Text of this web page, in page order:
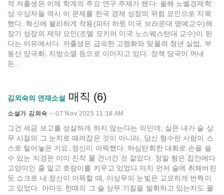
적 저출생은 이제 학계의 주요 연구 주제가 됐다. 올해 노벨경제학
상 수상자들 역시 이 문제를 한국 경제 성장의 위험 요인으로 지목
했다. 혁신에 불리하게 작용(피터 하윗 미국 브라운대 명예교수)해
장기 성장의 제약 요인(조엘 모키어 미국 노스웨스턴대 교수)이 된
다는 이유에서다. 저출생은 급속한 고령화와 맞물려 청년 실업, 부
동산 양극화, 지방소멸 등으로 이어지고 있다. 정책 당국이 꺼내
든...
김외숙의 연재소설 매직 (6)
소설가 김외숙 -- 07 Nov 2025 11:18 AM
그건 세금 보고를 성실하게 하지 않는다는 의민데, 실은 내가 술 상
무 시절의 그 눈치로 때려잡은 것이 아니라, 당신 형수란 사람이 스
스로 털어놓은 거요. 정신이 아뜩했다. 허심탄회한 대화로 손을 쓸
수 있는 지경은 이미 진작 물 건너간 것 같았다. 정말 형은 집안에다
고양이인 줄 알고 호랑이를 키우고 있었다.마치 먼저 술에 취해버린
듯 쇼크로 내 정신이 아뜩할 때, 이상무의 눈빛은 교묘하게 번쩍이
고 있었다. 아마도 한때의 그 술 상무 기질을 발휘하고 있는지도 몰